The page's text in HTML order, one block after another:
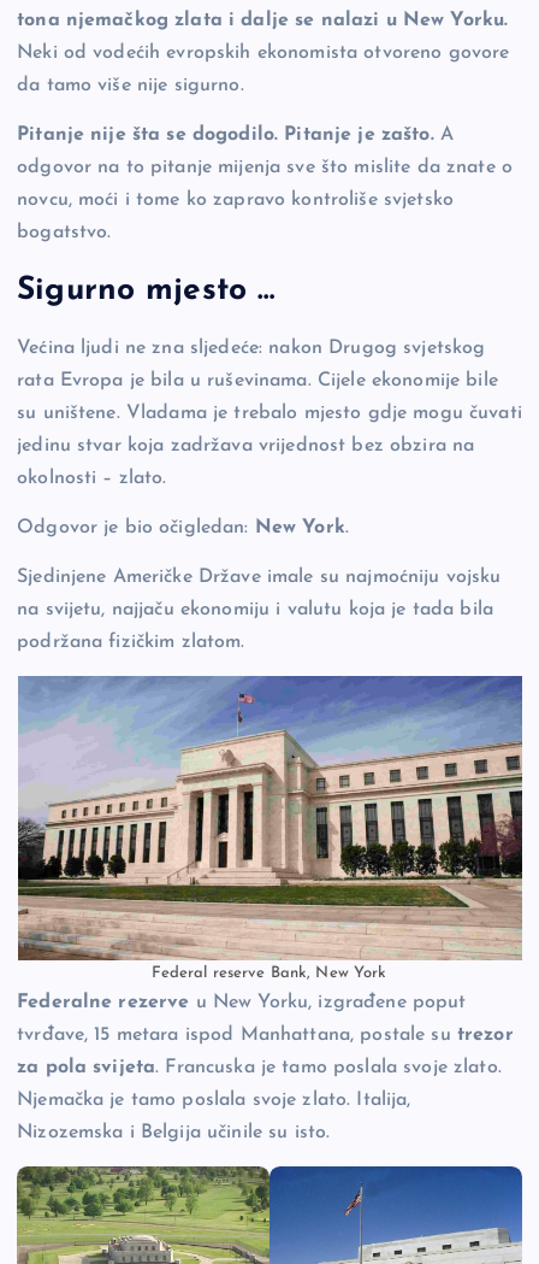
tona njemačkog zlata i dalje se nalazi u New Yorku.
Neki od vodećih evropskih ekonomista otvoreno govore
da tamo više nije sigurno.
Pitanje nije šta se dogodilo. Pitanje je zašto.A
odgovor na to pitanje mijenja sve što mislite da znate o
novcu, moći i tome ko zapravo kontroliše svjetsko
bogatstvo.
Sigurno mjesto …
Većina ljudi ne zna sljedeće: nakon Drugog svjetskog
rata Evropa je bila u ruševinama. Cijele ekonomije bile
su uništene. Vladama je trebalo mjesto gdje mogu čuvati
jedinu stvar koja zadržava vrijednost bez obzira na
okolnosti – zlato.
Odgovor je bio očigledan: New York.
Sjedinjene Američke Države imale su najmoćniju vojsku
na svijetu, najjaču ekonomiju i valutu koja je tada bila
podržana fizičkim zlatom.
Federal reserve Bank, New York
Federalne rezerve u New Yorku, izgrađene poput
tvrđave, 15 metara ispod Manhattana, postale su trezor
za pola svijeta. Francuska je tamo poslala svoje zlato.
Njemačka je tamo poslala svoje zlato. Italija,
Nizozemska i Belgija učinile su isto.